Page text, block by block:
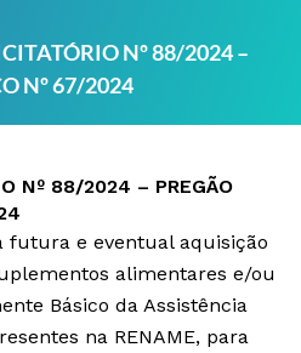
Nº 88/2024 –
Nº 67/2024
Nº 88/2024 – PREGÃO
futura e eventual aquisição
alimentares e/ou
Básico da Assistência
na RENAME, para